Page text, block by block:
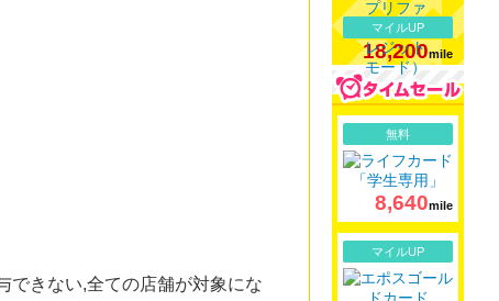
できない,全ての店舗が対象にな
マイルUP
18,200mile
無料
8,640mile
マイルUP